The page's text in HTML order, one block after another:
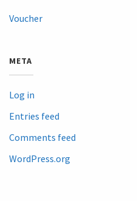
Voucher
META
Log in
Entries feed
Comments feed
WordPress.org